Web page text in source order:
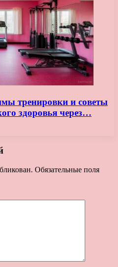
тренировки и советы
здоровья через…
Обязательные поля